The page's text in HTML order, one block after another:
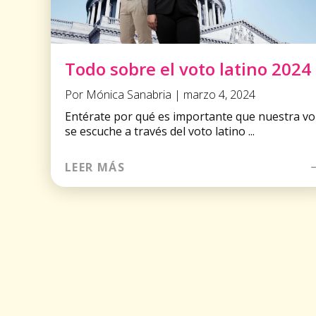
Todo sobre el voto latino 2024
Por Mónica Sanabria | marzo 4, 2024
Entérate por qué es importante que nuestra
se escuche a través del voto latino ...
LEER MÁS